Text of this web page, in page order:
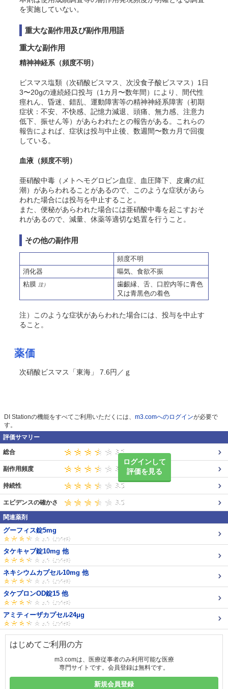
を実施していない。
重大な副作用及び副作用用語
重大な副作用
精神神経系 （頻度不明 ）
ビスマス塩類（次硝酸ビスマス、次没食子酸ビスマス）1日
3〜20gの連続経口投与（1カ月〜数年間）により、間代性
痙れん、昏迷、錯乱、運動障害等の精神神経系障害（初期
症状：不安、不快感、記憶力減退、頭痛、無力感、注意力
低下、振せん等）があらわれたとの報告がある。これらの
報告によれば、症状は投与中止後、数週間〜数カ月で回復
している。
血液 （頻度不明 ）
亜硝酸中毒（メトヘモグロビン血症、血圧降下、皮膚の紅
潮）があらわれることがあるので、このような症状があら
われた場合には投与を中止すること。
また、便秘があらわれた場合には亜硝酸中毒を起こすおそ
れがあるので、減量、休薬等適切な処置を行うこと。
その他の副作用
頻度不明
消化器
嘔気、食欲不振
粘膜 注）
歯齦縁、舌、口腔内等に青色
又は青黒色の着色
注）このような症状があらわれた場合には、投与を中止す
ること。
薬価
次硝酸ビスマス「東海」 7.6円／ｇ
DI Stationの機能をすべてご利用いただくには、 m3.comへのログインが必要で
す。
評価サマリー
ログインして
評価を見る
総合
副作用頻度
持続性
エビデンスの確かさ
関連薬剤
グーフィス錠5mg
タケキャブ錠10mg 他
ネキシウムカプセル10mg 他
タケプロンOD錠15 他
アミティーザカプセル24μg
はじめてご利用の方
m3.comは、医療従事者のみ利用可能な医療
専門サイトです。会員登録は無料です。
新規会員登録